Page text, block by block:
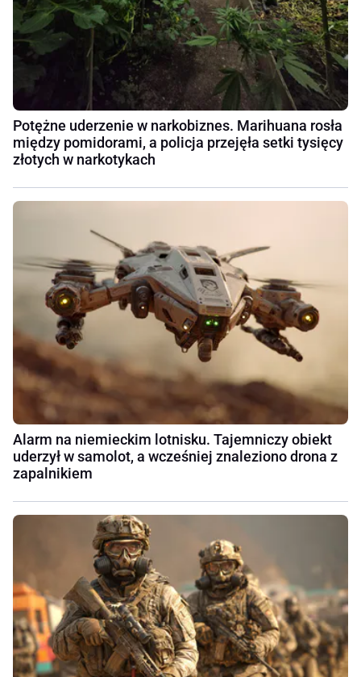
Potężne uderzenie w narkobiznes. Marihuana rosła
między pomidorami, a policja przejęła setki tysięcy
złotych w narkotykach
Alarm na niemieckim lotnisku. Tajemniczy obiekt
uderzył w samolot, a wcześniej znaleziono drona z
zapalnikiem